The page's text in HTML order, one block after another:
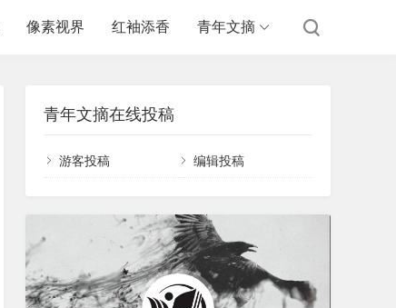
像素视界 红袖添香 青年文摘
青年文摘在线投稿
游客投稿 编辑投稿